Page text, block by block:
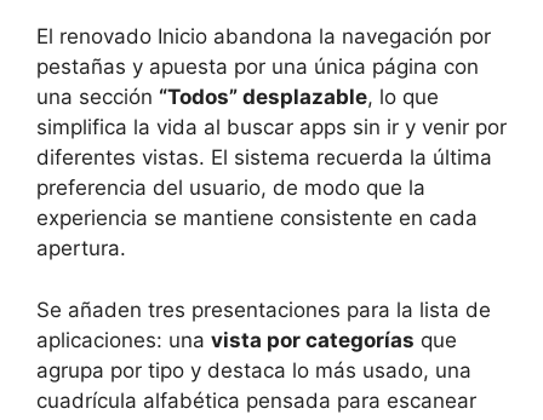
El renovado Inicio abandona la navegación por
pestañas y apuesta por una única página con
una sección “Todos” desplazable, lo que
simplifica la vida al buscar apps sin ir y venir por
diferentes vistas. El sistema recuerda la última
preferencia del usuario, de modo que la
experiencia se mantiene consistente en cada
apertura.
Se añaden tres presentaciones para la lista de
aplicaciones: una vista por categorías que
agrupa por tipo y destaca lo más usado, una
cuadrícula alfabética pensada para escanear